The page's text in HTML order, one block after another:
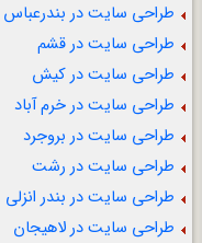
طراحی سایت در بندرعباس
طراحی سایت در قشم
طراحی سایت در کیش
طراحی سایت در خرم آباد
طراحی سایت در بروجرد
طراحی سایت در رشت
طراحی سایت در بندر انزلی
طراحی سایت در لاهیجان